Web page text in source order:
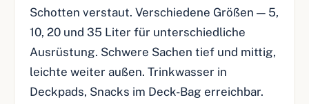
Schotten verstaut. Verschiedene Größen — 5,
10, 20 und 35 Liter für unterschiedliche
Ausrüstung. Schwere Sachen tief und mittig,
leichte weiter außen. Trinkwasser in
Deckpads, Snacks im Deck-Bag erreichbar.